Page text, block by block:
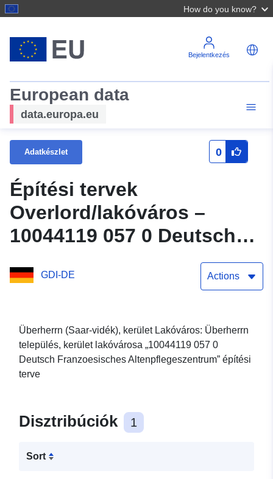
How do you know?
Bejelentkezés
European data
data.europa.eu
Adatkészlet 0
Építési tervek
Overlord/lakóváros –
10044119 057 0 Deutsch
Franzoese Senior Care
Centre
GDI-DE Actions
Überherrn (Saar-vidék), kerület Lakóváros: Überherrn
település, kerület lakóvárosa „10044119 057 0
Deutsch Franzoesisches Altenpflegeszentrum” építési
terve
Disztribúciók 1
Sort